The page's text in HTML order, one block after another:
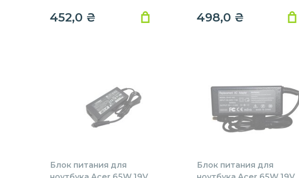
452,0 ₴ 498,0 ₴
Блок питания для
Блок питания для